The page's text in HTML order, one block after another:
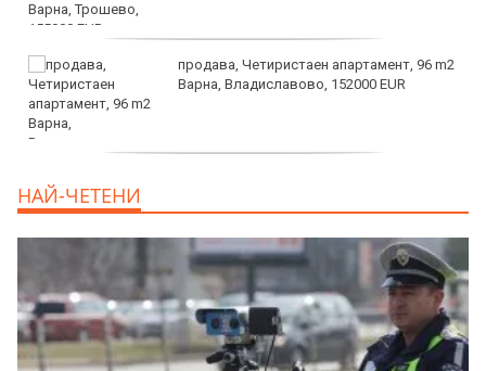
продава, Четиристаен апартамент, 96 m2
Варна, Владиславово, 152000 EUR
НАЙ-ЧЕТЕНИ